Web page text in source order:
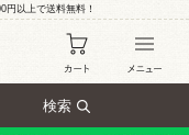
以上で送料無料！
検索